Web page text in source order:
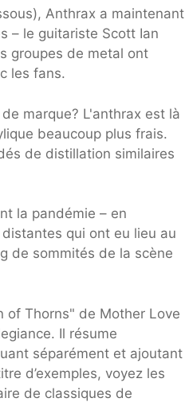
Anthrax a maintenant
– le guitariste Scott Ian
groupes de metal ont
les fans.
marque? L'anthrax est là
beaucoup plus frais.
de distillation similaires
la pandémie – en
qui ont eu lieu au
de sommités de la scène
of Thorns" de Mother Love
Il résume
séparément et ajoutant
d’exemples, voyez les
de classiques de